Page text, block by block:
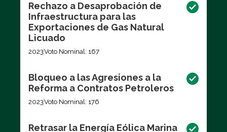
Rechazo a Desaprobación de
Infraestructura para las
Exportaciones de Gas Natural
Licuado
2023Voto Nominal: 167
Bloqueo a las Agresiones a la
Reforma a Contratos Petroleros
2023Voto Nominal: 176
Retrasar la Energía Eólica Marina